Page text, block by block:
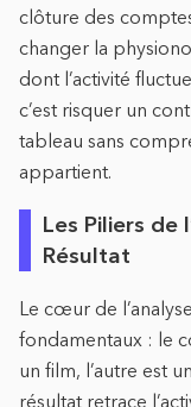
clôture des
changer la
dont l’activité
c’est risquer un
tableau sans
appartient.
Les Piliers de
Résultat
Le cœur de
fondamentaux : le
un film, l’autre est
résultat retrace